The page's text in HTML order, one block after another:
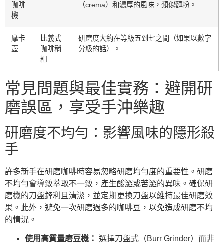
咖啡
機
（crema）和濃厚的風味，類似麵粉。
摩卡
壺
比義式
咖啡稍
粗
研磨度大約在等級五到七之間（如果以數字
分級的話）。
常見問題與最佳實務：避開研
磨誤區，享受手沖樂趣
研磨度不均勻：影響風味的隱形殺
手
許多新手在研磨咖啡時容易忽略研磨均勻度的重要性。研磨
不均勻會導致萃取不一致，產生酸澀或苦澀的異味。確保研
磨機的刀盤鋒利且清潔，並定期更換刀盤以維持最佳研磨效
果。此外，避免一次研磨過多的咖啡豆，以免造成研磨不均
的情況。
使用高質量磨豆機： 選擇刀盤式（Burr Grinder）而非